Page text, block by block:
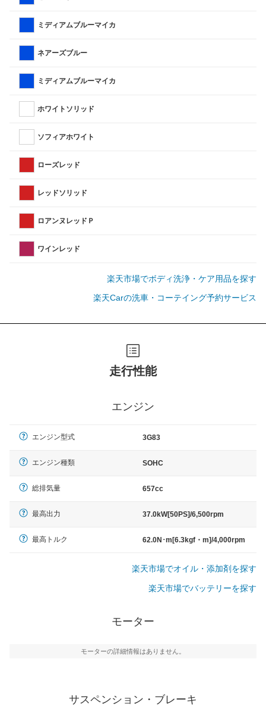
ミディアムブルーマイカ
ネアーズブルー
ミディアムブルーマイカ
ホワイトソリッド
ソフィアホワイト
ローズレッド
レッドソリッド
ロアンヌレッドＰ
ワインレッド
楽天市場でボディ洗浄・ケア用品を探す
楽天Carの洗車・コーテイング予約サービス
走行性能
エンジン
エンジン型式 3G83
エンジン種類 SOHC
総排気量 657cc
最高出力 37.0kW[50PS]/6,500rpm
最高トルク 62.0N･m[6.3kgf・m]/4,000rpm
楽天市場でオイル・添加剤を探す
楽天市場でバッテリーを探す
モーター
モーターの詳細情報はありません。
サスペンション・ブレーキ